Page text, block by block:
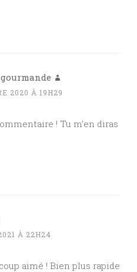
2020 À 19H29
! Tu m’en diras
À 22H24
aimé ! Bien plus rapide